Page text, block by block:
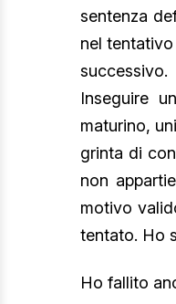
sentenza
nel tentativo
successivo.
Inseguire
maturino,
grinta di
non
motivo
tentato. Ho
Ho fallito